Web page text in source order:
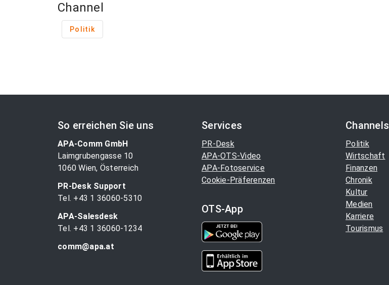
Channel
Politik
So erreichen Sie uns
APA-Comm GmbH
Laimgrubengasse 10
1060 Wien, Österreich
PR-Desk Support
Tel. +43 1 36060-5310
APA-Salesdesk
Tel. +43 1 36060-1234
comm@apa.at
Services
PR-Desk
APA-OTS-Video
APA-Fotoservice
Cookie-Präferenzen
OTS-App
Channels
Politik
Wirtschaft
Finanzen
Chronik
Kultur
Medien
Karriere
Tourismus